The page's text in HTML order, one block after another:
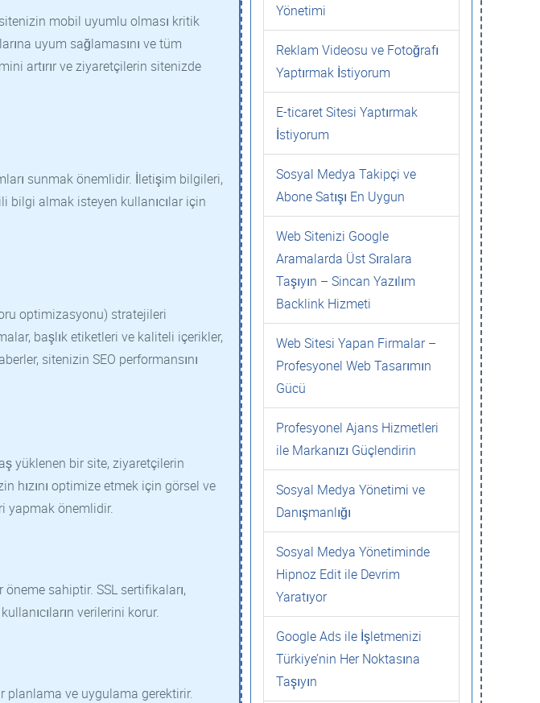
mobil uyumlu olması kritik
uyum sağlamasını ve tüm
artırır ve ziyaretçilerin sitenizde
sunmak önemlidir. İletişim bilgileri,
bilgi almak isteyen kullanıcılar için
optimizasyonu) stratejileri
başlık etiketleri ve kaliteli içerikler,
sitenizin SEO performansını
yüklenen bir site, ziyaretçilerin
hızını optimize etmek için görsel ve
yapmak önemlidir.
sahiptir. SSL sertifikaları,
verilerini korur.
planlama ve uygulama gerektirir.
Yönetimi
Reklam Videosu ve Fotoğrafı
Yaptırmak İstiyorum
E-ticaret Sitesi Yaptırmak
İstiyorum
Sosyal Medya Takipçi ve
Abone Satışı En Uygun
Web Sitenizi Google
Aramalarda Üst Sıralara
Taşıyın – Sincan Yazılım
Backlink Hizmeti
Web Sitesi Yapan Firmalar –
Profesyonel Web Tasarımın
Gücü
Profesyonel Ajans Hizmetleri
ile Markanızı Güçlendirin
Sosyal Medya Yönetimi ve
Danışmanlığı
Sosyal Medya Yönetiminde
Hipnoz Edit ile Devrim
Yaratıyor
Google Ads ile İşletmenizi
Türkiye’nin Her Noktasına
Taşıyın